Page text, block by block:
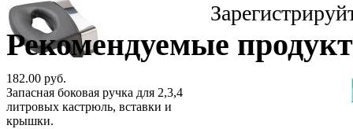
182.00 руб.
Запасная боковая ручка для 2,3,4
литровых кастрюль, вставки и
крышки.
Рекомендуемые